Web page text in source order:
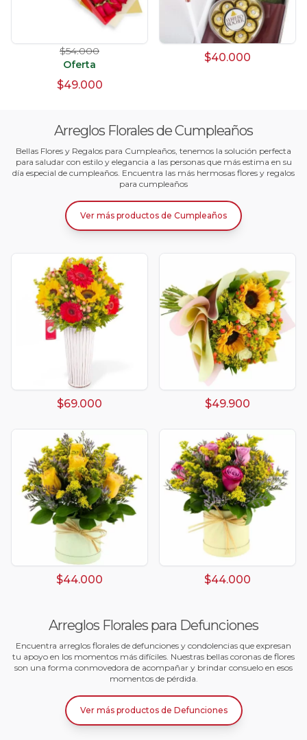
$54.000
Oferta
$49.000
$40.000
Arreglos Florales de Cumpleaños
Bellas Flores y Regalos para Cumpleaños, tenemos la solución perfecta
para saludar con estilo y elegancia a las personas que más estima en su
día especial de cumpleaños. Encuentra las más hermosas flores y regalos
para cumpleaños
Ver más productos de Cumpleaños
$69.000 $49.900
$44.000 $44.000
Arreglos Florales para Defunciones
Encuentra arreglos florales de defunciones y condolencias que expresan
tu apoyo en los momentos más difíciles. Nuestras bellas coronas de flores
son una forma conmovedora de acompañar y brindar consuelo en esos
momentos de pérdida.
Ver más productos de Defunciones